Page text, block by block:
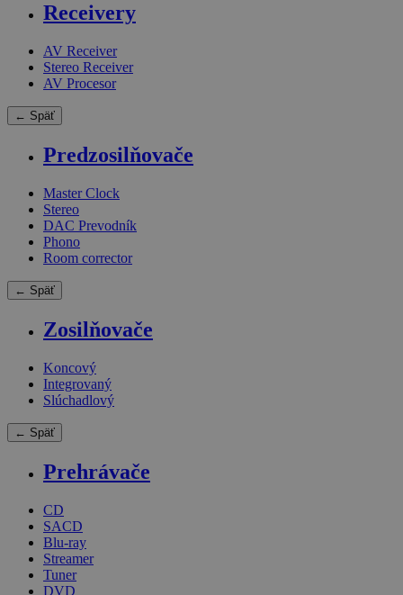
Receivery
AV Receiver
Stereo Receiver
AV Procesor
← Späť
Predzosilňovače
Master Clock
Stereo
DAC Prevodník
Phono
Room corrector
← Späť
Zosilňovače
Koncový
Integrovaný
Slúchadlový
← Späť
Prehrávače
CD
SACD
Blu-ray
Streamer
Tuner
DVD